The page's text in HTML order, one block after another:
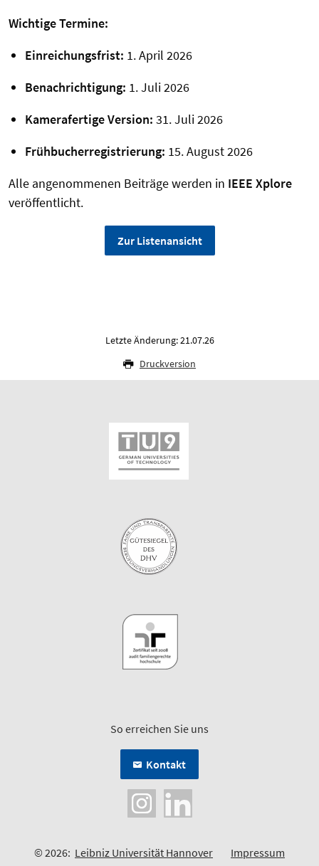
Wichtige Termine:
Einreichungsfrist: 1. April 2026
Benachrichtigung: 1. Juli 2026
Kamerafertige Version: 31. Juli 2026
Frühbucherregistrierung: 15. August 2026
Alle angenommenen Beiträge werden in IEEE Xplore
veröffentlicht.
Zur Listenansicht
Letzte Änderung: 21.07.26
Druckversion
So erreichen Sie uns
Kontakt
© 2026: Leibniz Universität Hannover Impressum